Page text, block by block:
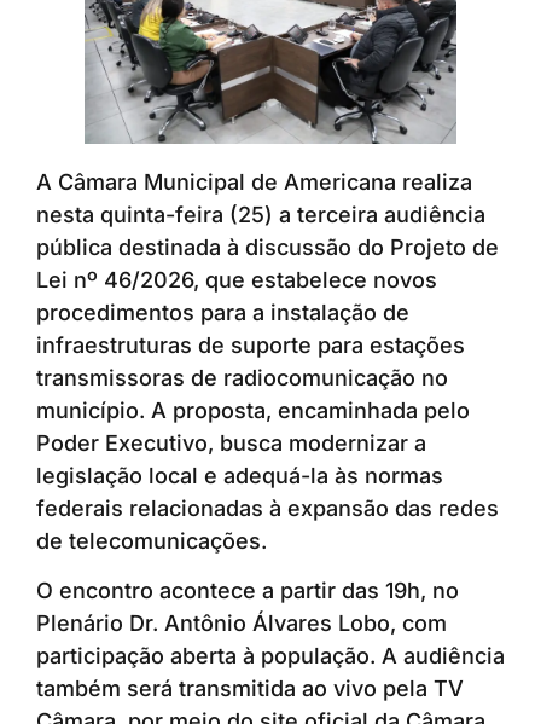
A Câmara Municipal de Americana realiza
nesta quinta-feira (25) a terceira audiência
pública destinada à discussão do Projeto de
Lei nº 46/2026, que estabelece novos
procedimentos para a instalação de
infraestruturas de suporte para estações
transmissoras de radiocomunicação no
município. A proposta, encaminhada pelo
Poder Executivo, busca modernizar a
legislação local e adequá-la às normas
federais relacionadas à expansão das redes
de telecomunicações.
O encontro acontece a partir das 19h, no
Plenário Dr. Antônio Álvares Lobo, com
participação aberta à população. A audiência
também será transmitida ao vivo pela TV